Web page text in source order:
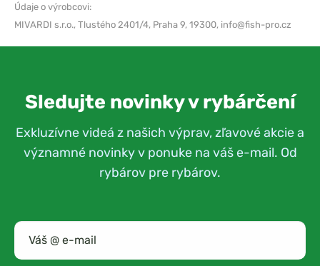
Údaje o výrobcovi:
MIVARDI s.r.o., Tlustého 2401/4, Praha 9, 19300, info@fish-pro.cz
Sledujte novinky v rybárčení
Exkluzívne videá z našich výprav, zľavové akcie a
významné novinky v ponuke na váš e-mail. Od
rybárov pre rybárov.